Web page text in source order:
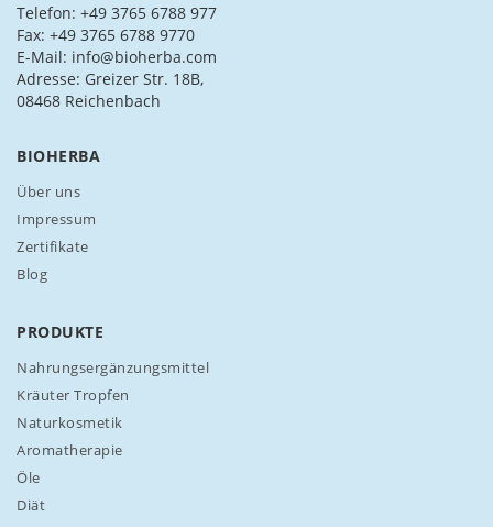
s
i
c
h
f
u
n
r
e
e
w
s
e
t
t
e
Telefon: +49 3765 6788 977
Fax: +49 3765 6788 9770
E-Mail: info@bioherba.com
Adresse: Greizer Str. 18B,
08468 Reichenbach
BIOHERBA
Über uns
Impressum
Zertifikate
Blog
PRODUKTE
Nahrungsergänzungsmittel
Kräuter Tropfen
Naturkosmetik
Aromatherapie
Öle
Diät